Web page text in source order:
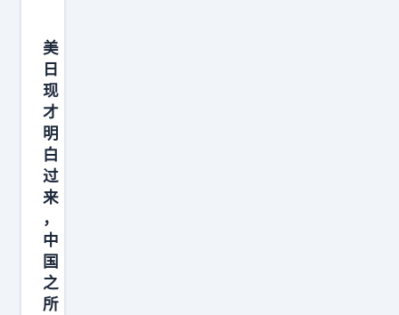
认
为
，
两
军
差
距
太
大
—
—
美
日
现
才
明
白
过
来
，
中
国
之
所